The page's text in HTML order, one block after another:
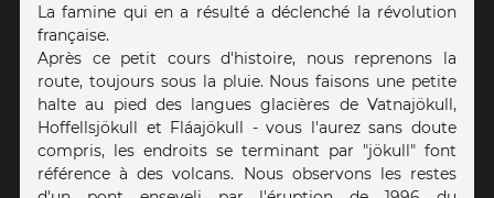
La famine qui en a résulté a déclenché la révolution
française.
Après ce petit cours d'histoire, nous reprenons la
route, toujours sous la pluie. Nous faisons une petite
halte au pied des langues glacières de Vatnajökull,
Hoffellsjökull et Fláajökull - vous l'aurez sans doute
compris, les endroits se terminant par "jökull" font
référence à des volcans. Nous observons les restes